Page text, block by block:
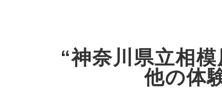
“神奈川県立相
他の体